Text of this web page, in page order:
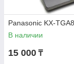
Panasonic KX-
В наличии
15 000 ₸